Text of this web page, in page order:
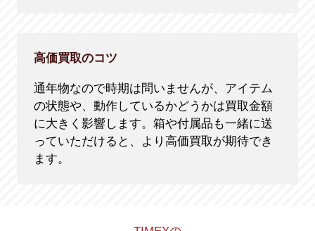
高価買取のコツ
通年物なので時期は問いませんが、アイテム
の状態や、動作しているかどうかは買取金額
に大きく影響します。箱や付属品も一緒に送
っていただけると、より高価買取が期待でき
ます。